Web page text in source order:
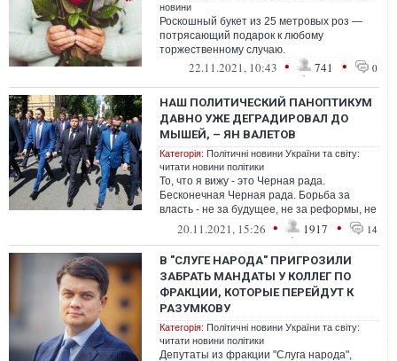
новини
Роскошный букет из 25 метровых роз —
потрясающий подарок к любому
торжественному случаю.
22.11.2021, 10:43 • 741 • 0
НАШ ПОЛИТИЧЕСКИЙ ПАНОПТИКУМ
ДАВНО УЖЕ ДЕГРАДИРОВАЛ ДО
МЫШЕЙ, – ЯН ВАЛЕТОВ
Категорія: Політичні новини України та світу:
читати новини політики
То, что я вижу - это Черная рада.
Бесконечная Черная рада. Борьба за
власть - не за будущее, не за реформы, не
за изменения - за власть, за денежные п...
20.11.2021, 15:26 • 1917 • 14
В "СЛУГЕ НАРОДА" ПРИГРОЗИЛИ
ЗАБРАТЬ МАНДАТЫ У КОЛЛЕГ ПО
ФРАКЦИИ, КОТОРЫЕ ПЕРЕЙДУТ К
РАЗУМКОВУ
Категорія: Політичні новини України та світу:
читати новини політики
Депутаты из фракции "Слуга народа",